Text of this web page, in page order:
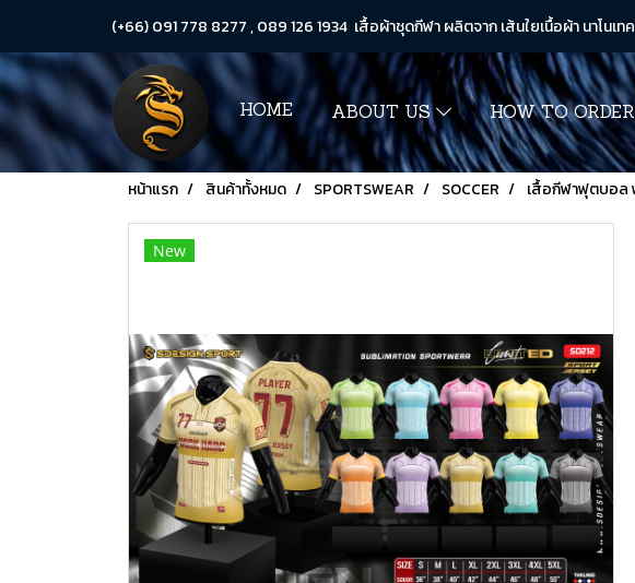
(+66) 091 778 8277 , 089 126 1934 เสื้อผ้าชุดกีฬา ผลิตจาก เส้นใยเนื้อผ้า นาโนเท
HOME ABOUT US HOW TO
หน้าแรก สินค้าทั้งหมด SPORTSWEAR SOCCER เสื้อกีฬาฟุตบอล
New